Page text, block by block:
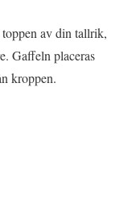
av din tallrik,
Gaffeln placeras
kroppen.